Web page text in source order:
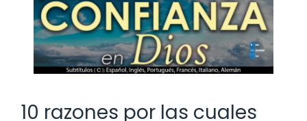
10 razones por las cuales